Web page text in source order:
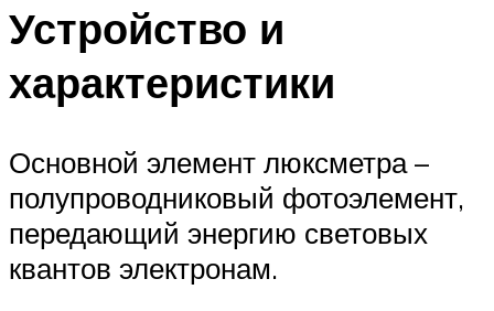
Устройство и
характеристики
Основной элемент люксметра –
полупроводниковый фотоэлемент,
передающий энергию световых
квантов электронам.